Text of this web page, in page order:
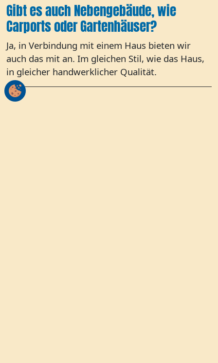
Gibt es auch Nebengebäude, wie
Carports oder Gartenhäuser?
Ja, in Verbindung mit einem Haus bieten wir
auch das mit an. Im gleichen Stil, wie das Haus,
in gleicher handwerklicher Qualität.